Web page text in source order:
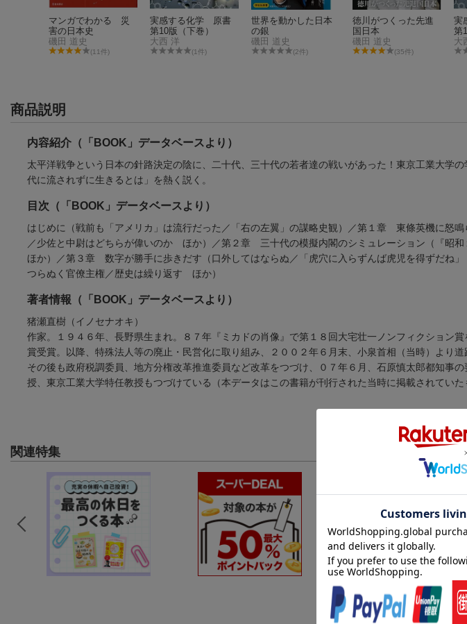
マンガでわかる 災
害の日本史
磯田 道史
(11件)
実感する化学 原書
第10版（下巻）
大西 洋
(1件)
世界を動かした日本
の銀
磯田 道史
(2件)
徳川がつくった先進
国日本
磯田 道史
(35件)
実
第
大
商品説明
内容紹介（「BOOK」データベースより）
太平洋戦争という日本の針路決定の陰に、二十代、三十代の若者達の戦いがあった！東京工業大学
代に流されずに生きるとは」を熱く説く。
目次（「BOOK」データベースより）
はじめに（戦前も「アメリカ」は流行だった／「右の左翼」の謀略史観）／第１章 東條英機に怒
／少佐と中尉はどちらが偉いのか ほか）／第２章 三十代の模擬内閣のシミュレーション（『昭
ほか）／第３章 数字が勝手に歩きだす（口外してはならぬ／「虎穴に入らずんば虎児を得ずだ
つらぬく官僚主権／歴史は繰り返す ほか）
著者情報（「BOOK」データベースより）
猪瀬直樹（イノセナオキ）
作家。１９４６年、長野県生まれ。８７年『ミカドの肖像』で第１８回大宅壮一ノンフィクション
賞受賞。以降、特殊法人等の廃止・民営化に取り組み、２００２年６月末、小泉首相（当時）より
その後も政府税調委員、地方分権改革推進委員など改革をつづけ、０７年６月、石原慎太郎都知事
授、東京工業大学特任教授もつづけている（本データはこの書籍が刊行された当時に掲載されていた
関連特集